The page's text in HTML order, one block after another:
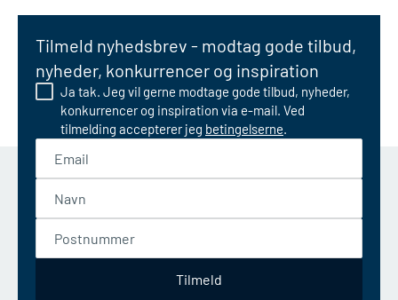
Tilmeld nyhedsbrev - modtag gode tilbud,
nyheder, konkurrencer og inspiration
Ja tak. Jeg vil gerne modtage gode tilbud, nyheder,
konkurrencer og inspiration via e-mail. Ved
tilmelding accepterer jeg betingelserne.
Tilmeld